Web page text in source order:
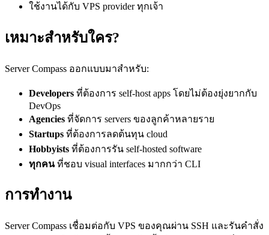
ใช้งานได้กับ VPS provider ทุกเจ้า
เหมาะสำหรับใคร?
Server Compass ออกแบบมาสำหรับ:
Developers ที่ต้องการ self-host apps โดยไม่ต้องยุ่งยากกับ
DevOps
Agencies ที่จัดการ servers ของลูกค้าหลายราย
Startups ที่ต้องการลดต้นทุน cloud
Hobbyists ที่ต้องการรัน self-hosted software
ทุกคนที่ชอบ visual interfaces มากกว่า CLI
การทำงาน
Server Compass เชื่อมต่อกับ VPS ของคุณผ่าน SSH และรันคำสั่ง